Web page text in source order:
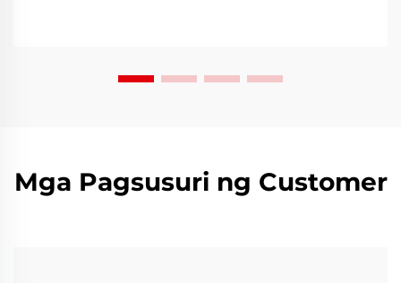
Mga Pagsusuri ng Customer